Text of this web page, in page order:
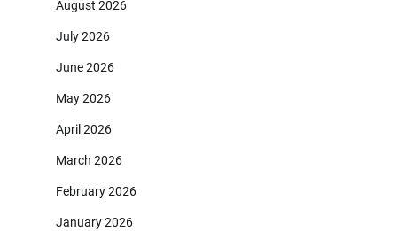
August 2026
July 2026
June 2026
May 2026
April 2026
March 2026
February 2026
January 2026